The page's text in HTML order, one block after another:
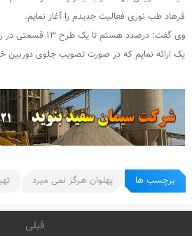
فرهاد طب نوری فعالیت جدیدم را آغاز نمایم.
وی گفت: درصدد هستم
یک ارائه نمایم که در صورت تصویب جلوی دوربین
برچسب ها پهلوان هرگز نمی میرد
قبلی